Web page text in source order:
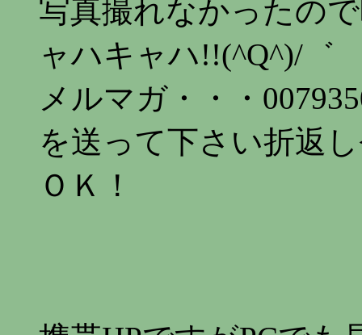
写真撮れなかったの
ャハキャハ!!(^Q^)/゛
メルマガ・・・
を送って下さい折返
ＯＫ！